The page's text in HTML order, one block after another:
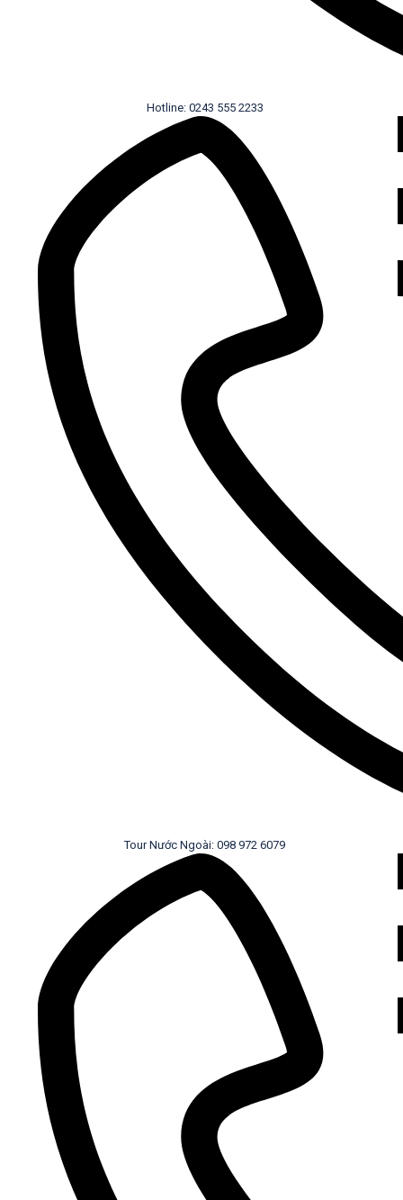
Hotline: 0243 555 2233
Tour Nước Ngoài: 098 972 6079